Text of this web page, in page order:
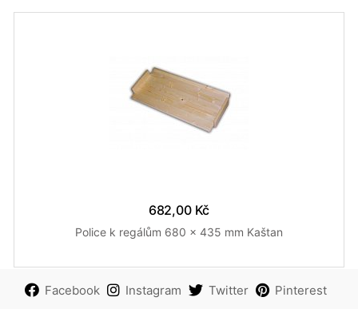
682,00 Kč
Police k regálům 680 x 435 mm Kaštan
Facebook Instagram Twitter Pinterest